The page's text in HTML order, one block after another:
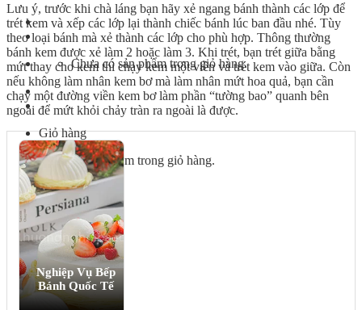
Chưa có sản phẩm trong giỏ hàng.
Giỏ hàng
Chưa có sản phẩm trong giỏ hàng.
Lưu ý, trước khi chà láng bạn hãy xẻ ngang bánh thành các lớp để
trét kem và xếp các lớp lại thành chiếc bánh lúc ban đầu nhé. Tùy
theo loại bánh mà xẻ thành các lớp cho phù hợp. Thông thường
bánh kem được xẻ làm 2 hoặc làm 3. Khi trét, bạn trét giữa bằng
mứt thay cho kem thì chạy kem một viền và trét kem vào giữa. Còn
nếu không làm nhân kem bơ mà làm nhân mứt hoa quả, bạn cần
chạy một đường viền kem bơ làm phần “tường bao” quanh bên
ngoài để mứt khỏi chảy tràn ra ngoài là được.
Nghiệp Vụ Bếp
Bánh Quốc Tế